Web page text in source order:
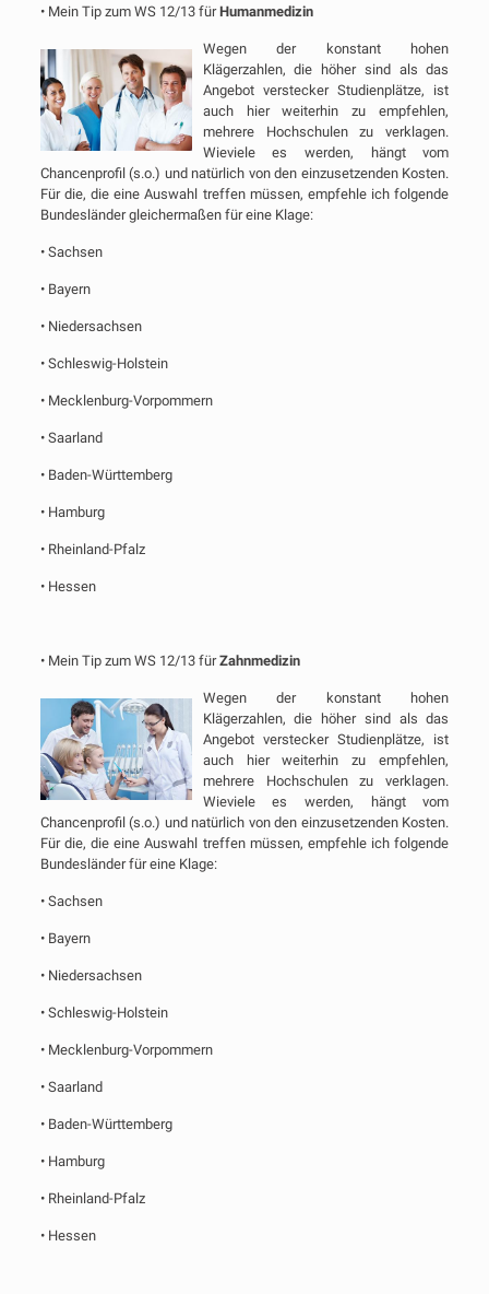
• Mein Tip zum WS 12/13 fürHumanmedizin
Wegen der konstant hohen
Klägerzahlen, die höher sind als das
Angebot verstecker Studienplätze, ist
auch hier weiterhin zu empfehlen,
mehrere Hochschulen zu verklagen.
Wieviele es werden, hängt vom
Chancenprofil (s.o.) und natürlich von den einzusetzenden Kosten.
Für die, die eine Auswahl treffen müssen, empfehle ich folgende
Bundesländer gleichermaßen für eine Klage:
• Sachsen
• Bayern
• Niedersachsen
• Schleswig-Holstein
• Mecklenburg-Vorpommern
• Saarland
• Baden-Württemberg
• Hamburg
• Rheinland-Pfalz
• Hessen
• Mein Tip zum WS 12/13 fürZahnmedizin
Wegen der konstant hohen
Klägerzahlen, die höher sind als das
Angebot verstecker Studienplätze, ist
auch hier weiterhin zu empfehlen,
mehrere Hochschulen zu verklagen.
Wieviele es werden, hängt vom
Chancenprofil (s.o.) und natürlich von den einzusetzenden Kosten.
Für die, die eine Auswahl treffen müssen, empfehle ich folgende
Bundesländer für eine Klage:
• Sachsen
• Bayern
• Niedersachsen
• Schleswig-Holstein
• Mecklenburg-Vorpommern
• Saarland
• Baden-Württemberg
• Hamburg
• Rheinland-Pfalz
• Hessen